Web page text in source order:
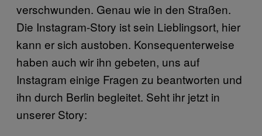
verschwunden. Genau wie in den Straßen.
Die Instagram-Story ist sein Lieblingsort, hier
kann er sich austoben. Konsequenterweise
haben auch wir ihn gebeten, uns auf
Instagram einige Fragen zu beantworten und
ihn durch Berlin begleitet. Seht ihr jetzt in
unserer Story: